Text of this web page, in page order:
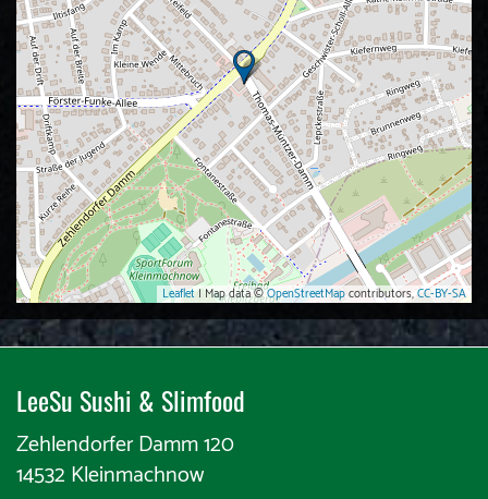
Leaflet| Map data ©OpenStreetMapcontributors,CC-BY-SA
LeeSu Sushi & Slimfood​​
Zehlendorfer Damm 120
14532 Kleinmachnow